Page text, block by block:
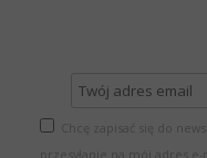
Chcę zapisać się do
przesyłanie na mój adres